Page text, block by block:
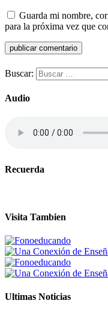
Guarda mi nombre,
para la próxima vez que
Buscar:
Audio
Recuerda
Visita Tambien
Ultimas Noticias